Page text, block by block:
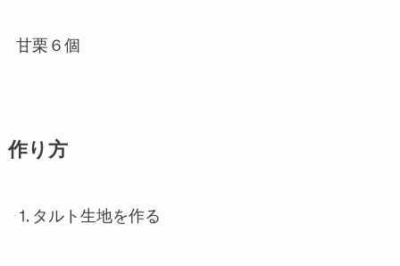
甘栗６個
作り方
⒈タルト生地を作る